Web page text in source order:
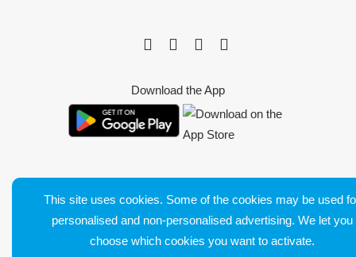
Download the App
Terms of Sales
Legal Notice
This site uses cookies. Some of the cookies may be used
personalised and non-personalised advertising. We let you
choose which cookies you want to activate.